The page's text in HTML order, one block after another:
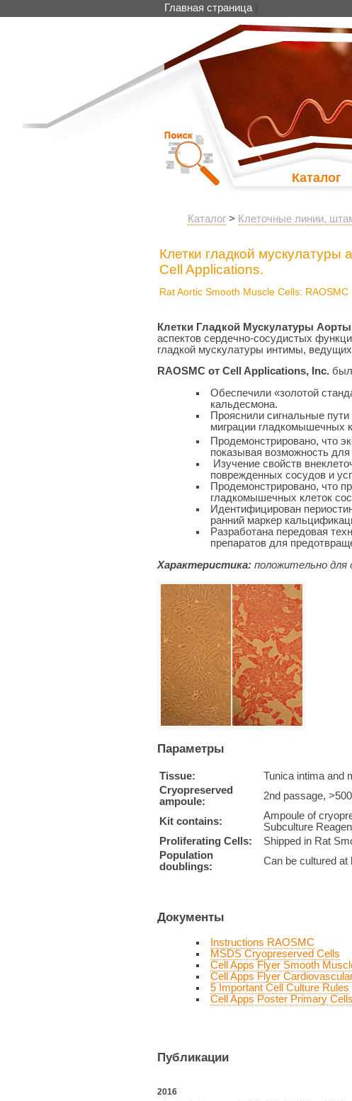
Главная страница
Каталог
Каталог > Клеточные линии,
Клетки гладкой
Cell Applications.
Rat Aortic Smooth Muscle Cells: RAOSMC
Клетки Гладкой Мускулатуры
аспектов сердечно-сосудистых
гладкой мускулатуры интимы, ведущих
RAOSMC от Cell Applications, Inc.
Обеспечили «золотой
кальдесмона.
Прояснили сигнальные
миграции гладкомышечных
Продемонстрировано, что
показывая возможность
Изучение свойств
поврежденных сосудов и
Продемонстрировано, что
гладкомышечных клеток
Идентифицирован
ранний маркер
Разработана передовая
препаратов для
Характеристика: положительно для
Параметры
Tissue:
Tunica intima and
Cryopreserved
ampoule:
2nd passage,
Kit contains:
Ampoule of
Subculture
Proliferating Cells:
Shipped in Rat
Population
doublings:
Can be cultured at
Документы
Instructions RAOSMC
MSDS Cryopreserved Cells
Cell Apps Flyer Smooth
Cell Apps Flyer
5 Important Cell Culture Rules
Cell Apps Poster Primary Cells
Публикации
2016